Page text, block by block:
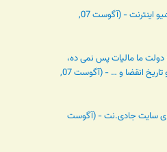
آرشیو مجله بایت روی آشیو اینترنت - (آگوست 07,
دولت ما مالیات پس نمی ده،
اونم با دریافت رمز دوم و تاریخ انقضا و … - (آگوست 07,
سایت جادی.نت - (آگوست